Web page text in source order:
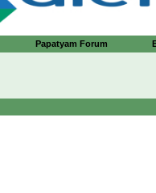
Papatyam Forum